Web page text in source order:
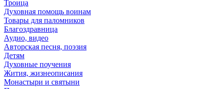
Троица
Духовная помощь воинам
Товары для паломников
Благоздравница
Аудио, видео
Авторская песня, поэзия
Детям
Духовные поучения
Жития, жизнеописания
Монастыри и святыни